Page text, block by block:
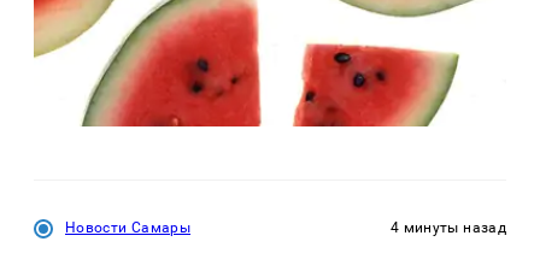
Новости Самары 4 минуты назад